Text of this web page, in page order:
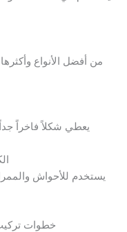
من أفضل الأنواع
يعطي شكلاً فاخراً
يستخدم للأحواش
خطوات